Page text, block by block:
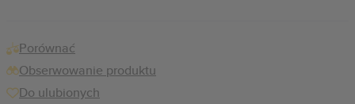
Porównać
Obserwowanie produktu
Do ulubionych